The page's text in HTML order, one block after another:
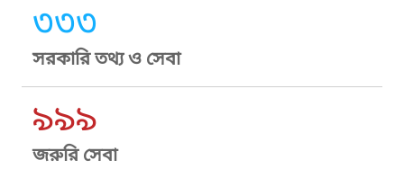
৩৩৩
সরকারি তথ্য ও সেবা
৯৯৯
জরুরি সেবা